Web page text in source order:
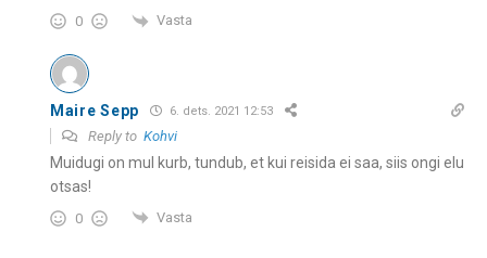
0 Vasta
Maire Sepp 6. dets. 2021 12:53
Reply to Kohvi
Muidugi on mul kurb, tundub, et kui reisida ei saa, siis ongi elu
otsas!
0 Vasta